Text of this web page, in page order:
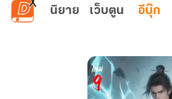
ข้ามไปยังเนื้อหาหลัก
นิยาย เว็บตูน อีบุ๊ก